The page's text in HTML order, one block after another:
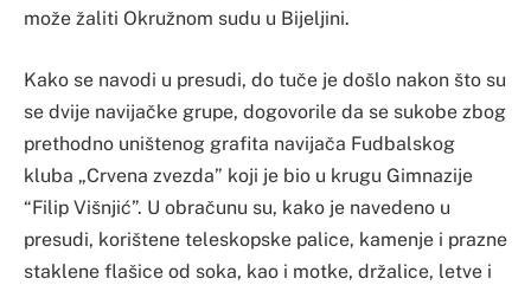
može žaliti Okružnom sudu u Bijeljini.
Kako se navodi u presudi, do tuče je došlo nakon što su
se dvije navijačke grupe, dogovorile da se sukobe zbog
prethodno uništenog grafita navijača Fudbalskog
kluba „Crvena zvezda” koji je bio u krugu Gimnazije
“Filip Višnjić”. U obračunu su, kako je navedeno u
presudi, korištene teleskopske palice, kamenje i prazne
staklene flašice od soka, kao i motke, držalice, letve i